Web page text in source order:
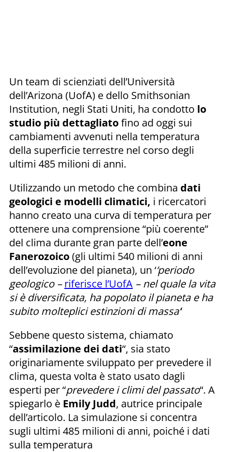
Un team di scienziati dell’Università
dell’Arizona (UofA) e dello Smithsonian
Institution, negli Stati Uniti, ha condotto lo
studio più dettagliatofino ad oggi sui
cambiamenti avvenuti nella temperatura
della superficie terrestre nel corso degli
ultimi 485 milioni di anni.
Utilizzando un metodo che combina dati
geologici e modelli climatici, i ricercatori
hanno creato una curva di temperatura per
ottenere una comprensione “più coerente”
del clima durante gran parte dell’eone
Fanerozoico(gli ultimi 540 milioni di anni
dell’evoluzione del pianeta), un ‘‘periodo
geologico –riferisce l’UofA –nel quale la vita
si è diversificata, ha popolato il pianeta e ha
subito molteplici estinzioni di massa’‘
Sebbene questo sistema, chiamato
“assimilazione dei dati“, sia stato
originariamente sviluppato per prevedere il
clima, questa volta è stato usato dagli
esperti per “prevedere i climi del passato“. A
spiegarlo è Emily Judd, autrice principale
dell’articolo. La simulazione si concentra
sugli ultimi 485 milioni di anni, poiché i dati
sulla temperatura